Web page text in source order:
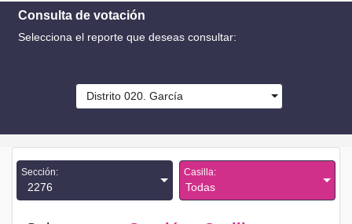
Consulta de votación
Selecciona el reporte que deseas consultar:
Distrito 020. García
Sección:
2276
Casilla:
Todas